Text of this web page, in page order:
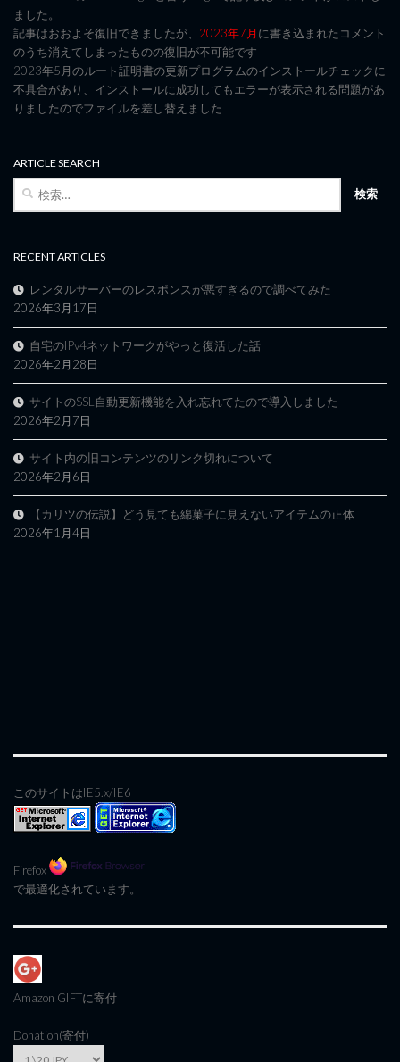
ました。
記事はおおよそ復旧できましたが、 2023年7月に書き込まれたコメント
のうち消えてしまったものの復旧が不可能です
2023年5月のルート証明書の更新プログラムのインストールチェックに
不具合があり、インストールに成功してもエラーが表示される問題があ
りましたのでファイルを差し替えました
ARTICLE SEARCH
RECENT ARTICLES
レンタルサーバーのレスポンスが悪すぎるので調べてみた
2026年3月17日
自宅のIPv4ネットワークがやっと復活した話
2026年2月28日
サイトのSSL自動更新機能を入れ忘れてたので導入しました
2026年2月7日
サイト内の旧コンテンツのリンク切れについて
2026年2月6日
【カリツの伝説】どう見ても綿菓子に見えないアイテムの正体
2026年1月4日
このサイトはIE5.x/IE6
Firefox
で最適化されています。
Amazon GIFTに寄付
Donation(寄付)